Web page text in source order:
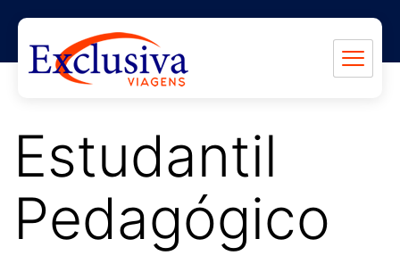
Estudantil
Pedagógico